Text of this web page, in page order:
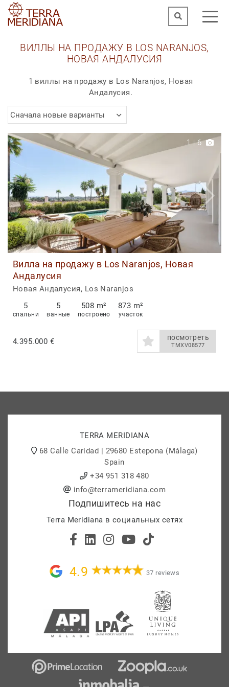
ВИЛЛЫ НА ПРОДАЖУ В LOS NARANJOS,
НОВАЯ АНДАЛУСИЯ
1 виллы на продажу в Los Naranjos, Новая
Андалусия.
Сначала новые варианты
1|6
Вилла на продажу в Los Naranjos, Новая
Андалусия
Новая Андалусия, Los Naranjos
5
спальни
5
ванные
508 m²
построено
873 m²
участок
4.395.000 € посмотреть
TMXV08577
TERRA MERIDIANA
68 Calle Caridad | 29680 Estepona (Málaga)
Spain
+34 951 318 480
info@terrameridiana.com
Подпишитесь на нас
Terra Meridiana в социальных сетях
4.9 37 reviews